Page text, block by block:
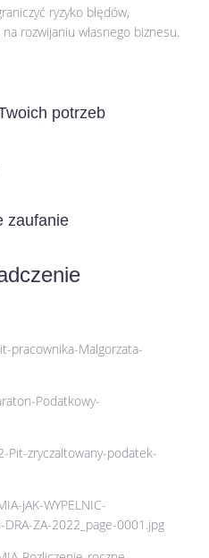
ryzyko błędów,
rozwijaniu własnego biznesu.
potrzeb
zaufanie